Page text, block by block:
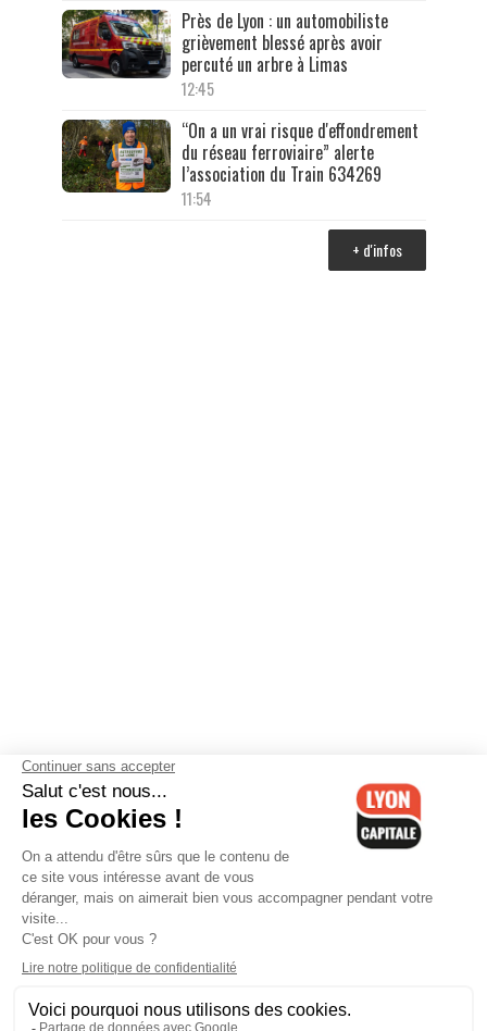
Près de Lyon : un automobiliste
grièvement blessé après avoir
percuté un arbre à Limas
12:45
“On a un vrai risque d'effondrement
du réseau ferroviaire” alerte
l’association du Train 634269
11:54
+ d'infos
Contactez-nous-Mentions légales-CGV-Politique de